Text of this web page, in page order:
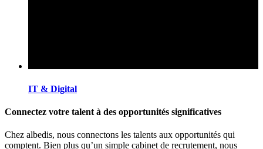
IT & Digital
Connectez votre talent à des opportunités significatives
Chez albedis, nous connectons les talents aux opportunités qui
comptent. Bien plus qu’un simple cabinet de recrutement, nous